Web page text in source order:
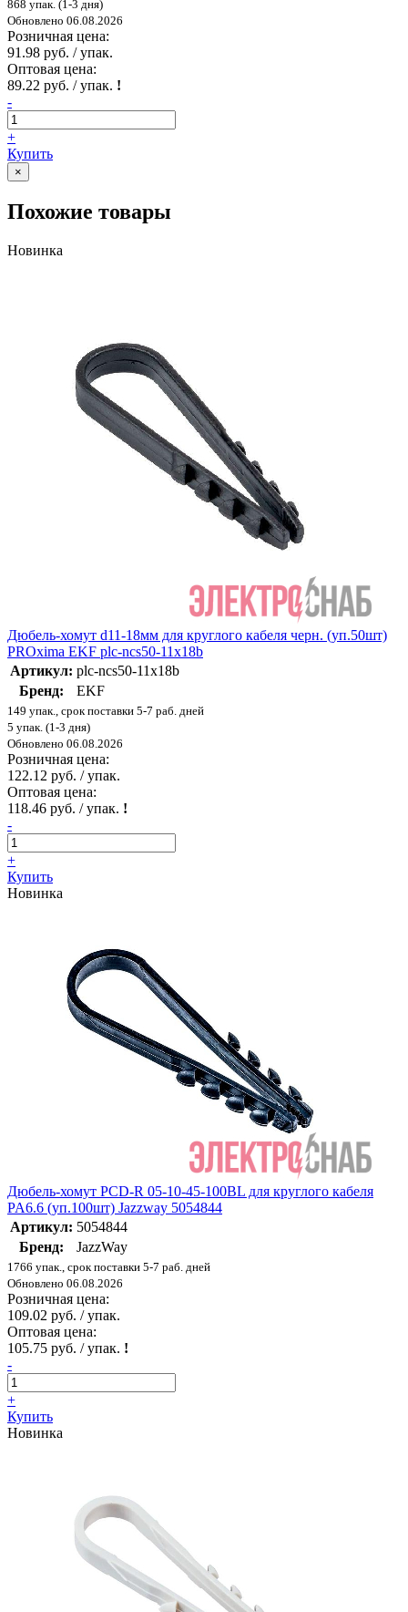
868 упак. (1-3 дня)
Обновлено 06.08.2026
Розничная цена:
91.98 руб. / упак.
Оптовая цена:
89.22 руб. / упак. !
-
+
Купить
×
Похожие товары
Новинка
Дюбель-хомут d11-18мм для круглого кабеля черн. (уп.50шт)
PROxima EKF plc-ncs50-11x18b
Артикул: plc-ncs50-11x18b
Бренд:
EKF
149 упак., срок поставки 5-7 раб. дней
5 упак. (1-3 дня)
Обновлено 06.08.2026
Розничная цена:
122.12 руб. / упак.
Оптовая цена:
118.46 руб. / упак. !
-
+
Купить
Новинка
Дюбель-хомут PCD-R 05-10-45-100BL для круглого кабеля
PA6.6 (уп.100шт) Jazzway 5054844
Артикул: 5054844
Бренд:
JazzWay
1766 упак., срок поставки 5-7 раб. дней
Обновлено 06.08.2026
Розничная цена:
109.02 руб. / упак.
Оптовая цена:
105.75 руб. / упак. !
-
+
Купить
Новинка